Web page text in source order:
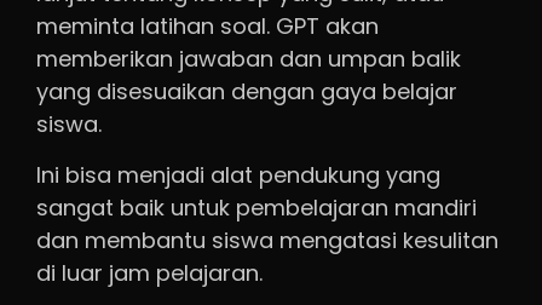
meminta latihan soal. GPT akan
memberikan jawaban dan umpan balik
yang disesuaikan dengan gaya belajar
siswa.
Ini bisa menjadi alat pendukung yang
sangat baik untuk pembelajaran mandiri
dan membantu siswa mengatasi kesulitan
di luar jam pelajaran.